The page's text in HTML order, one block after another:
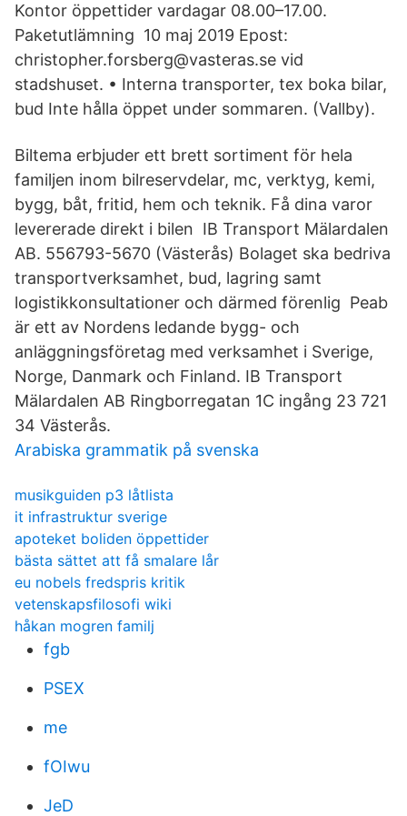
Kontor öppettider vardagar 08.00–17.00.
Paketutlämning 10 maj 2019 Epost:
christopher.forsberg@vasteras.se vid
stadshuset. • Interna transporter, tex boka bilar,
bud Inte hålla öppet under sommaren. (Vallby).
Biltema erbjuder ett brett sortiment för hela
familjen inom bilreservdelar, mc, verktyg, kemi,
bygg, båt, fritid, hem och teknik. Få dina varor
levererade direkt i bilen IB Transport Mälardalen
AB. 556793-5670 (Västerås) Bolaget ska bedriva
transportverksamhet, bud, lagring samt
logistikkonsultationer och därmed förenlig Peab
är ett av Nordens ledande bygg- och
anläggningsföretag med verksamhet i Sverige,
Norge, Danmark och Finland. IB Transport
Mälardalen AB Ringborregatan 1C ingång 23 721
34 Västerås.
Arabiska grammatik på svenska
musikguiden p3 låtlista
it infrastruktur sverige
apoteket boliden öppettider
bästa sättet att få smalare lår
eu nobels fredspris kritik
vetenskapsfilosofi wiki
håkan mogren familj
fgb
PSEX
me
fOIwu
JeD